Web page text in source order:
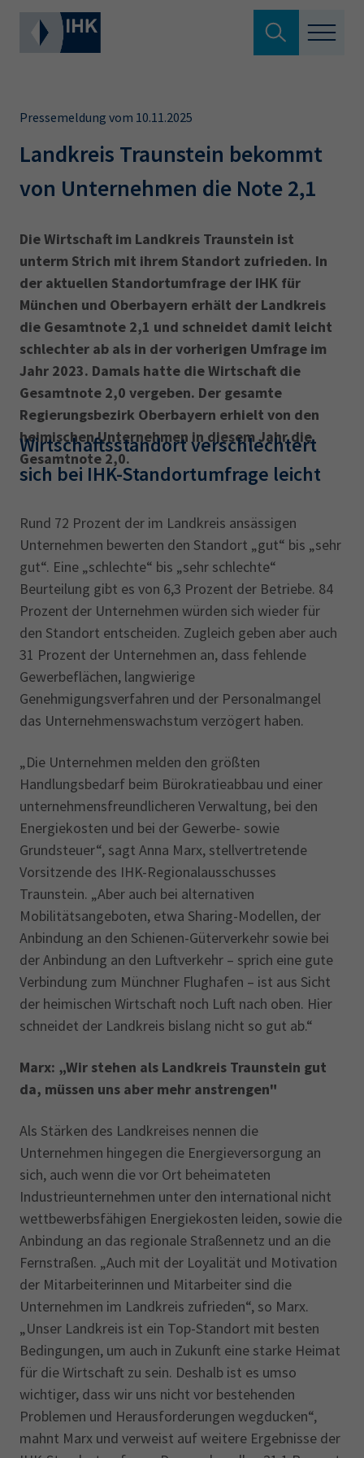
Aus- & Fortbildung
Berufszugang
Ratgeber
Service & Anträge
Über uns
Leichte Sprache
IHK regional
Karriere
Presse
EN
IHK Akademie
Magazin Log-in
Suche verlassen
Wonach suchen Sie?
Suchen
Hier können Sie auch aus den meistgesuchten
Begriffen vorauswählen
Ausbildungsvertrag
AdA
34d
Prüfungstermine
Wirtschaftsfachwirt
34f
Negativerklärung
Sachkundeprüfung
Berichtsheft
AEVO
34i
Betriebswirt Prüfbericht
Pressemeldung vom 10.11.2025
Landkreis Traunstein bekommt
von Unternehmen die Note 2,1
Die Wirtschaft im Landkreis Traunstein ist
unterm Strich mit ihrem Standort zufrieden. In
der aktuellen Standortumfrage der IHK für
München und Oberbayern erhält der Landkreis
die Gesamtnote 2,1 und schneidet damit leicht
schlechter ab als in der vorherigen Umfrage im
Jahr 2023. Damals hatte die Wirtschaft die
Gesamtnote 2,0 vergeben. Der gesamte
Regierungsbezirk Oberbayern erhielt von den
heimischen Unternehmen in diesem Jahr die
Gesamtnote 2,0.
Wirtschaftsstandort verschlechtert
sich bei IHK-Standortumfrage leicht
Rund 72 Prozent der im Landkreis ansässigen
Unternehmen bewerten den Standort „gut“ bis „sehr
gut“. Eine „schlechte“ bis „sehr schlechte“
Beurteilung gibt es von 6,3 Prozent der Betriebe. 84
Prozent der Unternehmen würden sich wieder für
den Standort entscheiden. Zugleich geben aber auch
31 Prozent der Unternehmen an, dass fehlende
Gewerbeflächen, langwierige
Genehmigungsverfahren und der Personalmangel
das Unternehmenswachstum verzögert haben.
„Die Unternehmen melden den größten
Handlungsbedarf beim Bürokratieabbau und einer
unternehmensfreundlicheren Verwaltung, bei den
Energiekosten und bei der Gewerbe- sowie
Grundsteuer“, sagt Anna Marx, stellvertretende
Vorsitzende des IHK-Regionalausschusses
Traunstein. „Aber auch bei alternativen
Mobilitätsangeboten, etwa Sharing-Modellen, der
Anbindung an den Schienen-Güterverkehr sowie bei
der Anbindung an den Luftverkehr – sprich eine gute
Verbindung zum Münchner Flughafen – ist aus Sicht
der heimischen Wirtschaft noch Luft nach oben. Hier
schneidet der Landkreis bislang nicht so gut ab.“
Marx: „Wir stehen als Landkreis Traunstein gut
da, müssen uns aber mehr anstrengen"
Als Stärken des Landkreises nennen die
Unternehmen hingegen die Energieversorgung an
sich, auch wenn die vor Ort beheimateten
Industrieunternehmen unter den international nicht
wettbewerbsfähigen Energiekosten leiden, sowie die
Anbindung an das regionale Straßennetz und an die
Fernstraßen. „Auch mit der Loyalität und Motivation
der Mitarbeiterinnen und Mitarbeiter sind die
Unternehmen im Landkreis zufrieden“, so Marx.
„Unser Landkreis ist ein Top-Standort mit besten
Bedingungen, um auch in Zukunft eine starke Heimat
für die Wirtschaft zu sein. Deshalb ist es umso
wichtiger, dass wir uns nicht vor bestehenden
Problemen und Herausforderungen wegducken“,
mahnt Marx und verweist auf weitere Ergebnisse der